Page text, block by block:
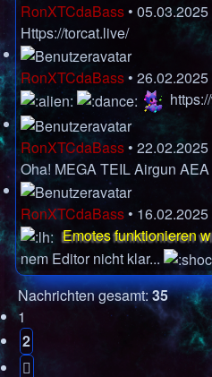
RonXTCdaBass •
Https://torcat.live/
RonXTCdaBass• 26.02.2025
RonXTCdaBass •
Oha! MEGA TEILAirgun
RonXTCdaBass •
Emotes funktionieren
nem Editor nicht klar...
Nachrichten gesamt:35
1
2